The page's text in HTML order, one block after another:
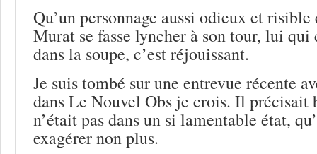
Qu’un personnage aussi odieux et
Murat se fasse lyncher à son tour, lui qui
dans la soupe, c’est réjouissant.
Je suis tombé sur une entrevue récente
dans Le Nouvel Obs je crois. Il précisait
n’était pas dans un si lamentable état,
exagérer non plus.